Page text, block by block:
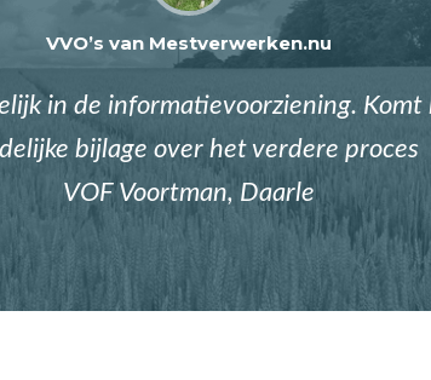
VVO’s van Mestverwerken.nu
in de informatievoorziening.
bijlage over het verdere proces
VOF Voortman, Daarle